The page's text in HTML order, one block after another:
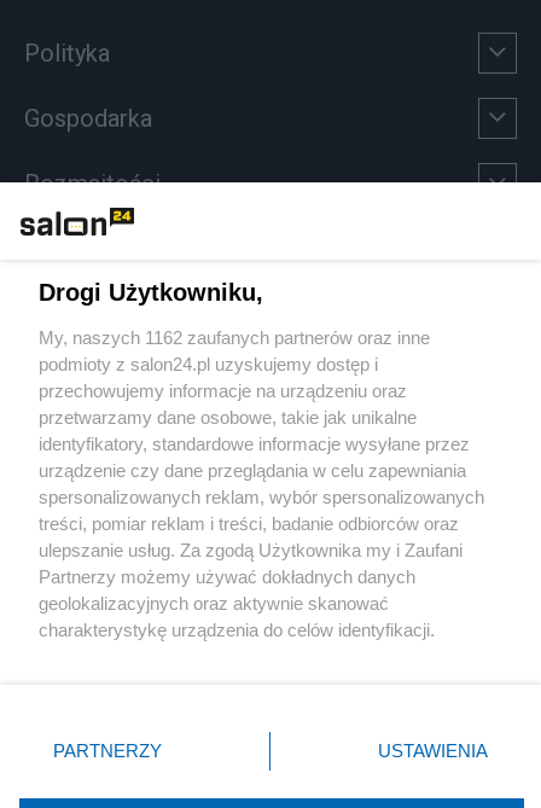
Polityka
Gospodarka
Rozmaitości
Sport
Społeczeństwo
Kultura
X Facebook Instagram Youtube
Drogi Użytkowniku,
My, naszych 1162 zaufanych partnerów oraz inne
podmioty z salon24.pl uzyskujemy dostęp i
przechowujemy informacje na urządzeniu oraz
przetwarzamy dane osobowe, takie jak unikalne
identyfikatory, standardowe informacje wysyłane przez
urządzenie czy dane przeglądania w celu zapewniania
spersonalizowanych reklam, wybór spersonalizowanych
treści, pomiar reklam i treści, badanie odbiorców oraz
ulepszanie usług. Za zgodą Użytkownika my i Zaufani
Partnerzy możemy używać dokładnych danych
geolokalizacyjnych oraz aktywnie skanować
charakterystykę urządzenia do celów identyfikacji.
zmienić/wycofać klikając przycisk ustawień prywatności
znajdujący się w lewym dolnym rogu strony
rodzaje przetwarzania danych nie wymagają zgody
PARTNERZY USTAWIENIA